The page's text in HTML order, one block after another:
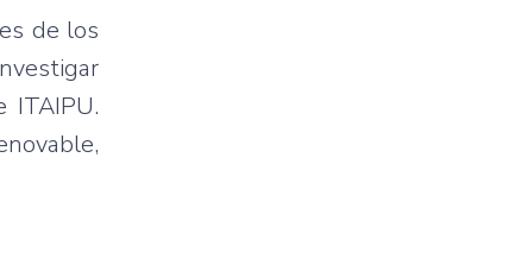
de los